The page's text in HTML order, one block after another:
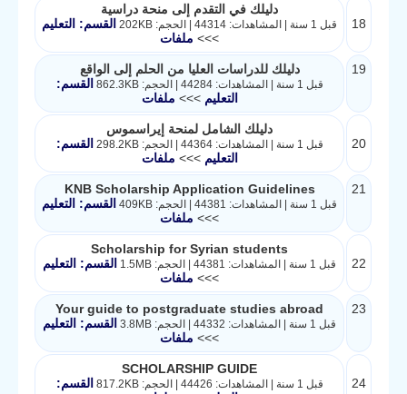
18
دليلك في التقدم إلى منحة دراسية
قبل 1 سنة | المشاهدات: 44314 | الحجم: 202KB
القسم: التعليم
>>> ملفات
19 دليلك للدراسات العليا من الحلم إلى الواقع
قبل 1 سنة | المشاهدات: 44284 | الحجم: 862.3KB
القسم:
التعليم>>> ملفات
20
دليلك الشامل لمنحة إيراسموس
قبل 1 سنة | المشاهدات: 44364 | الحجم: 298.2KB
القسم:
التعليم>>> ملفات
21
KNB Scholarship Application Guidelines
قبل 1 سنة | المشاهدات: 44381 | الحجم: 409KB
القسم: التعليم
>>> ملفات
22
Scholarship for Syrian students
قبل 1 سنة | المشاهدات: 44381 | الحجم: 1.5MB
القسم: التعليم
>>> ملفات
23
Your guide to postgraduate studies abroad
قبل 1 سنة | المشاهدات: 44332 | الحجم: 3.8MB
القسم: التعليم
>>> ملفات
24
SCHOLARSHIP GUIDE
قبل 1 سنة | المشاهدات: 44426 | الحجم: 817.2KB
القسم: